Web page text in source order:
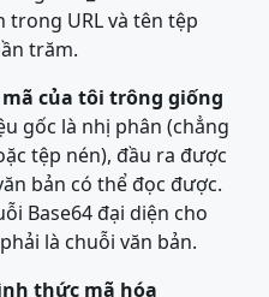
URL và tên tệp
trăm.
của tôi trông giống
gốc là nhị phân (chẳng
tệp nén), đầu ra được
bản có thể đọc được.
Base64 đại diện cho
là chuỗi văn bản.
thức mã hóa